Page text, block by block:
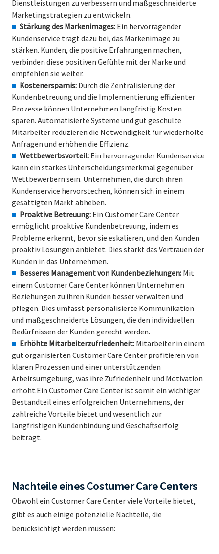
Dienstleistungen zu verbessern und maßgeschneiderte
Marketingstrategien zu entwickeln.
Stärkung des Markenimages: Ein hervorragender
Kundenservice trägt dazu bei, das Markenimage zu
stärken. Kunden, die positive Erfahrungen machen,
verbinden diese positiven Gefühle mit der Marke und
empfehlen sie weiter.
Kostenersparnis: Durch die Zentralisierung der
Kundenbetreuung und die Implementierung effizienter
Prozesse können Unternehmen langfristig Kosten
sparen. Automatisierte Systeme und gut geschulte
Mitarbeiter reduzieren die Notwendigkeit für wiederholte
Anfragen und erhöhen die Effizienz.
Wettbewerbsvorteil: Ein hervorragender Kundenservice
kann ein starkes Unterscheidungsmerkmal gegenüber
Wettbewerbern sein. Unternehmen, die durch ihren
Kundenservice hervorstechen, können sich in einem
gesättigten Markt abheben.
Proaktive Betreuung: Ein Customer Care Center
ermöglicht proaktive Kundenbetreuung, indem es
Probleme erkennt, bevor sie eskalieren, und den Kunden
proaktiv Lösungen anbietet. Dies stärkt das Vertrauen der
Kunden in das Unternehmen.
Besseres Management von Kundenbeziehungen: Mit
einem Customer Care Center können Unternehmen
Beziehungen zu ihren Kunden besser verwalten und
pflegen. Dies umfasst personalisierte Kommunikation
und maßgeschneiderte Lösungen, die den individuellen
Bedürfnissen der Kunden gerecht werden.
Erhöhte Mitarbeiterzufriedenheit: Mitarbeiter in einem
gut organisierten Customer Care Center profitieren von
klaren Prozessen und einer unterstützenden
Arbeitsumgebung, was ihre Zufriedenheit und Motivation
erhöht.Ein Customer Care Center ist somit ein wichtiger
Bestandteil eines erfolgreichen Unternehmens, der
zahlreiche Vorteile bietet und wesentlich zur
langfristigen Kundenbindung und Geschäftserfolg
beiträgt.
Nachteile eines Costumer Care Centers
Obwohl ein Customer Care Center viele Vorteile bietet,
gibt es auch einige potenzielle Nachteile, die
berücksichtigt werden müssen: